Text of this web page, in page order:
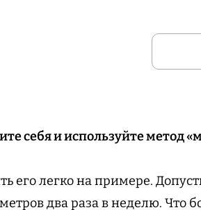
себя и используйте метод
его легко на примере.
два раза в неделю. Что